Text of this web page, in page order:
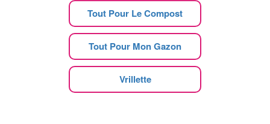
Tout Pour Le Compost
Tout Pour Mon Gazon
Vrillette